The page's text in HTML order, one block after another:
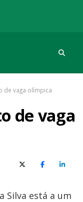
de vaga olímpica
de vaga
X (Twitter)Facebook
O
Silva está a um